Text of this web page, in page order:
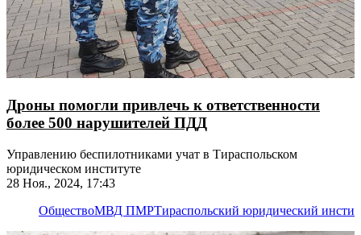
Дроны помогли привлечь к ответственности
более 500 нарушителей ПДД
Управлению беспилотниками учат в Тираспольском
юридическом институте
28 Ноя., 2024, 17:43
ОбществоМВД ПМРТираспольский юридический